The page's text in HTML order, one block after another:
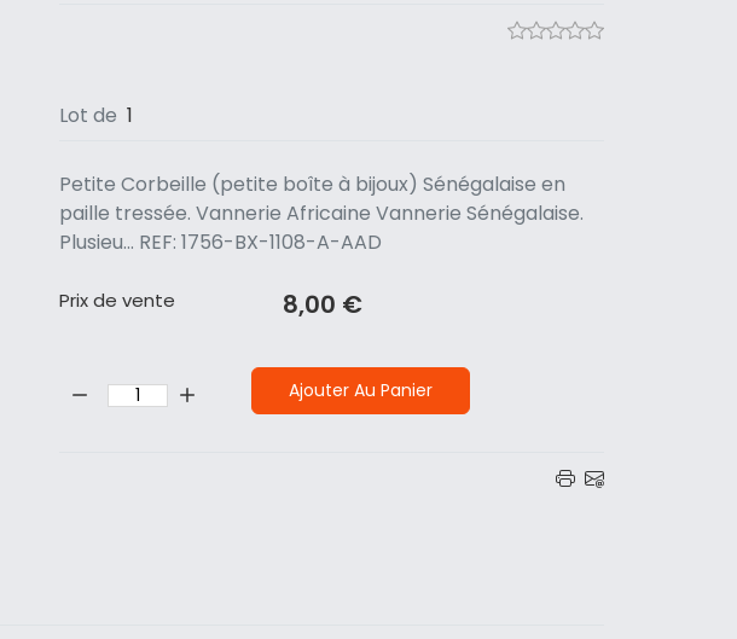
Lot de 1
Petite Corbeille (petite boîte à bijoux) Sénégalaise en
paille tressée. Vannerie Africaine Vannerie Sénégalaise.
Plusieu... REF: 1756-BX-1108-A-AAD
Prix ​​de vente 8,00 €
Quantité: Ajouter Au Panier